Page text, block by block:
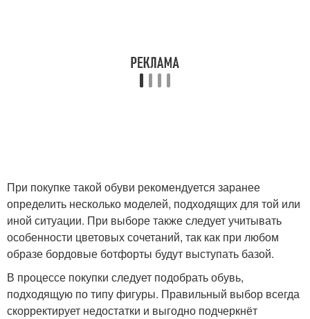
При покупке такой обуви рекомендуется заранее
определить несколько моделей, подходящих для той или
иной ситуации. При выборе также следует учитывать
особенности цветовых сочетаний, так как при любом
образе бордовые ботфорты будут выступать базой.
В процессе покупки следует подобрать обувь,
подходящую по типу фигуры. Правильный выбор всегда
скорректирует недостатки и выгодно подчеркнёт